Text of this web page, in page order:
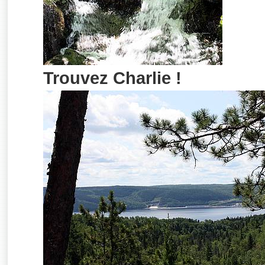
Trouvez Charlie !